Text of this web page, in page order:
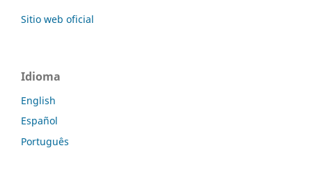
Sitio web oficial
Idioma
English
Español
Português